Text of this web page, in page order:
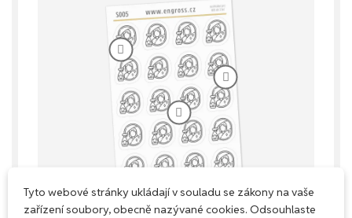
Tyto webové stránky ukládají v souladu se zákony na vaše
zařízení soubory, obecně nazývané cookies. Odsouhlaste